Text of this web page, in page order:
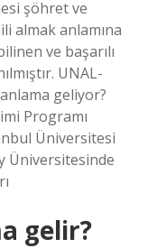
şöhret ve
almak anlamına
ve başarılı
UNAL-
geliyor?
Programı
Üniversitesi
Üniversitesinde
gelir?